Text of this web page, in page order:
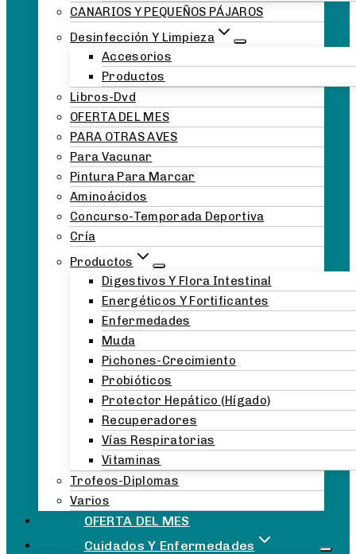
CANARIOS Y PEQUEÑOS PÁJAROS
Desinfección Y Limpieza
Accesorios
Productos
Libros-Dvd
OFERTA DEL MES
PARA OTRAS AVES
Para Vacunar
Pintura Para Marcar
Aminoácidos
Concurso-Temporada Deportiva
Cría
Productos
Digestivos Y Flora Intestinal
Energéticos Y Fortificantes
Enfermedades
Muda
Pichones-Crecimiento
Probióticos
Protector Hepático (hígado)
Recuperadores
Vías Respiratorias
Vitaminas
Trofeos-Diplomas
Varios
OFERTA DEL MES
Cuidados Y Enfermedades